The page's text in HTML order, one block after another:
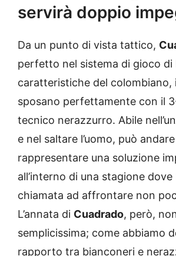
servirà doppio
Da un punto di vista tattico,
perfetto nel sistema di gioco di
caratteristiche del colombiano,
sposano perfettamente con il
tecnico nerazzurro. Abile
e nel saltare l’uomo, può
rappresentare una soluzione
all’interno di una stagione dove
chiamata ad affrontare non
L’annata di Cuadrado, però,
semplicissima; come abbiamo
rapporto tra bianconeri e